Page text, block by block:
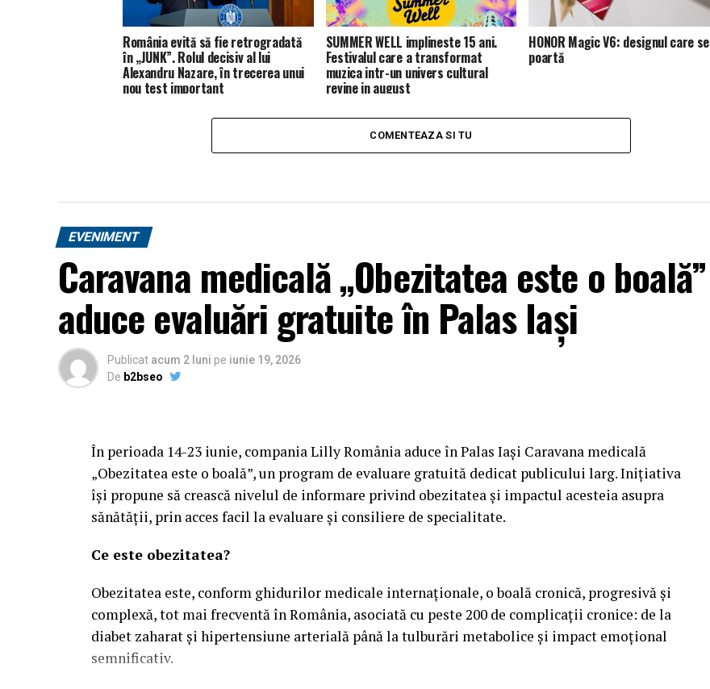
România evită să fie retrogradată
în „JUNK”. Rolul decisiv al lui
Alexandru Nazare, în trecerea unui
nou test important
SUMMER WELL implineste 15 ani.
Festivalul care a transformat
muzica intr-un univers cultural
revine in august
HONOR Magic V6: designul care se
poartă
COMENTEAZA SI TU
EVENIMENT
Caravana medicală „Obezitatea este o boală”
aduce evaluări gratuite în Palas Iași
Publicat acum 2 luni pe iunie 19, 2026
De b2bseo
În perioada 14-23 iunie, compania Lilly România aduce în Palas Iași Caravana medicală
„Obezitatea este o boală”, un program de evaluare gratuită dedicat publicului larg. Inițiativa
își propune să crească nivelul de informare privind obezitatea și impactul acesteia asupra
sănătății, prin acces facil la evaluare și consiliere de specialitate.
Ce este obezitatea?
Obezitatea este, conform ghidurilor medicale internaționale, o boală cronică, progresivă și
complexă, tot mai frecventă în România, asociată cu peste 200 de complicații cronice: de la
diabet zaharat și hipertensiune arterială până la tulburări metabolice și impact emoțional
semnificativ.